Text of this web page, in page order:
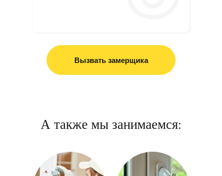
Вызвать замерщика
А также мы занимаемся: